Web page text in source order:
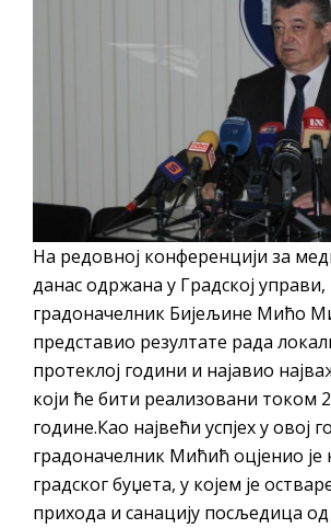
Обавјештење за
ЈАВНИ ПОЗИВ ЗА ПРИЈАВУ
НЕПРОПИСНОГ ОДЛАГАЊА
ДОДЈЕЛУ ФИНАНСИЈСКЕ
На редовној конференцији за
данас одржана у Градској управи,
градоначелник Бијељине Мићо
представио резултате рада
протеклој години и најавио
који ће бити реализовани током
године.Као највећи успјех у овој
градоначелник Мићић оцјенио је
градског буџета, у којем је
прихода и санацију посљедица од